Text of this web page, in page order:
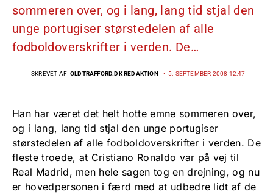
sommeren over, og i lang, lang tid stjal den
unge portugiser størstedelen af alle
fodboldoverskrifter i verden. De…
SKREVET AF OLDTRAFFORD.DK REDAKTION 5. SEPTEMBER 2008 12:47
Han har været det helt hotte emne sommeren over,
og i lang, lang tid stjal den unge portugiser
størstedelen af alle fodboldoverskrifter i verden. De
fleste troede, at Cristiano Ronaldo var på vej til
Real Madrid, men hele sagen tog en drejning, og nu
er hovedpersonen i færd med at udbedre lidt af de